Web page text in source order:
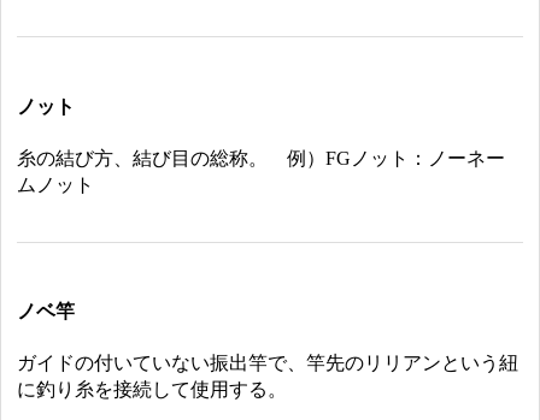
ノット
糸の結び方、結び目の総称。 例）FGノット：ノーネー
ムノット
ノベ竿
ガイドの付いていない振出竿で、竿先のリリアンという紐
に釣り糸を接続して使用する。